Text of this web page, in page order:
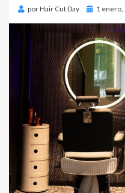
porHair Cut Day
Publicado
1 enero,